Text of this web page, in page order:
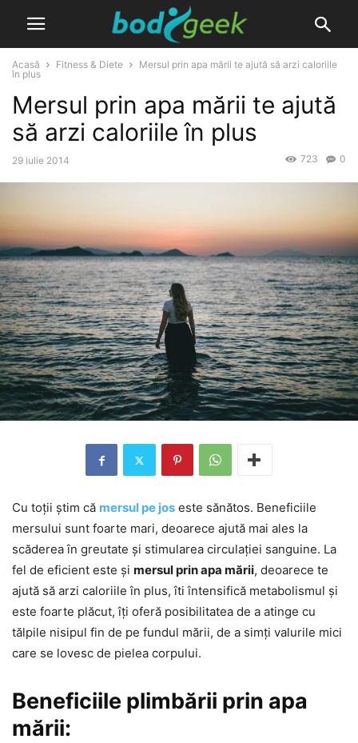
Acasă Fitness & Diete
Mersul prin apa mării te ajută să arzi caloriile
în plus
Mersul prin apa mării te ajută
să arzi caloriile în plus
29 iulie 2014 0
723
Cu toții știm că mersul pe jos este sănătos. Beneficiile
mersului sunt foarte mari, deoarece ajută mai ales la
scăderea în greutate și stimularea circulației sanguine. La
fel de eficient este și mersul prin apa mării, deoarece te
ajută să arzi caloriile în plus, îti întensifică metabolismul și
este foarte plăcut, îți oferă posibilitatea de a atinge cu
tălpile nisipul fin de pe fundul mării, de a simți valurile mici
care se lovesc de pielea corpului.
Beneficiile plimbării prin apa
mării: